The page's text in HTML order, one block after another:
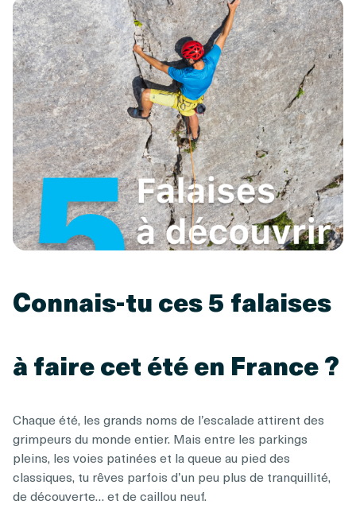
Connais-tu ces 5 falaises
à faire cet été en France ?
Chaque été, les grands noms de l’escalade attirent des
grimpeurs du monde entier. Mais entre les parkings
pleins, les voies patinées et la queue au pied des
classiques, tu rêves parfois d’un peu plus de tranquillité,
de découverte… et de caillou neuf.